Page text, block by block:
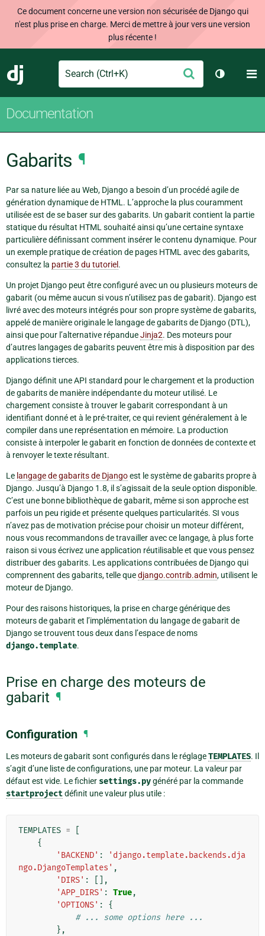
Ce document concerne une version non sécurisée de Django qui
n'est plus prise en charge. Merci de mettre à jour vers une version
plus récente !
Django
Search Envoyer
Changer
Documentation
Gabarits ¶
Par sa nature liée au Web, Django a besoin d’un procédé agile de
génération dynamique de HTML. L’approche la plus couramment
utilisée est de se baser sur des gabarits. Un gabarit contient la partie
statique du résultat HTML souhaité ainsi qu’une certaine syntaxe
particulière définissant comment insérer le contenu dynamique. Pour
un exemple pratique de création de pages HTML avec des gabarits,
consultez la partie 3 du tutoriel.
Un projet Django peut être configuré avec un ou plusieurs moteurs de
gabarit (ou même aucun si vous n’utilisez pas de gabarit). Django est
livré avec des moteurs intégrés pour son propre système de gabarits,
appelé de manière originale le langage de gabarits de Django (DTL),
ainsi que pour l’alternative répandueJinja2. Des moteurs pour
d’autres langages de gabarits peuvent être mis à disposition par des
applications tierces.
Django définit une API standard pour le chargement et la production
de gabarits de manière indépendante du moteur utilisé. Le
chargement consiste à trouver le gabarit correspondant à un
identifiant donné et à le pré-traiter, ce qui revient généralement à le
compiler dans une représentation en mémoire. La production
consiste à interpoler le gabarit en fonction de données de contexte et
à renvoyer le texte résultant.
Le langage de gabarits de Djangoest le système de gabarits propre à
Django. Jusqu’à Django 1.8, il s’agissait de la seule option disponible.
C’est une bonne bibliothèque de gabarit, même si son approche est
parfois un peu rigide et présente quelques particularités. SI vous
n’avez pas de motivation précise pour choisir un moteur différent,
nous vous recommandons de travailler avec ce langage, à plus forte
raison si vous écrivez une application réutilisable et que vous pensez
distribuer des gabarits. Les applications contribuées de Django qui
comprennent des gabarits, telle quedjango.contrib.admin, utilisent le
moteur de Django.
Pour des raisons historiques, la prise en charge générique des
moteurs de gabarit et l’implémentation du langage de gabarit de
Django se trouvent tous deux dans l’espace de noms
django.template.
Prise en charge des moteurs de
gabarit ¶
Configuration ¶
Les moteurs de gabarit sont configurés dans le réglageTEMPLATES. Il
s’agit d’une liste de configurations, une par moteur. La valeur par
défaut est vide. Le fichier settings.pygénéré par la commande
startprojectdéfinit une valeur plus utile :
TEMPLATES =
{
'BACKEND' :
'django.template.backends.dja
ngo.DjangoTemplates' ,
'DIRS' :
[],
'APP_DIRS' : True,
'OPTIONS' :
{
# ... some options here ...
},